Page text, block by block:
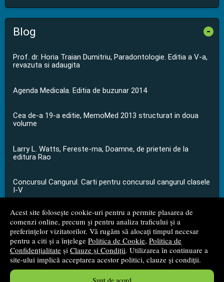
Acest site folosește cookie-uri pentru a permite plasarea de
comenzi online, precum și pentru analiza traficului și a
preferințelor vizitatorilor. Vă rugăm să alocați timpul necesar
pentru a citi și a înțelege Politica de Cookie, Politica de
Confidențialitate și Clauze și Condiții. Utilizarea în continuare a
site-ului implică acceptarea acestor politici, clauze și condiții.
Blog -
Prof. dr. Horia Traian Dumitriu, Paradontologie. Editia a V-a,
revazuta si adaugita
Agenda Medicala. Editia de buzunar 2014
Cea de-a 19-a editie, MemoMed 2013 structurat in doua
volume
Larry L. Watts, Fereste-ma, Doamne, de prieteni de la
editura Rao
Concursul Cangurul. Carti pentru concursul cangurul clasele
I-V
...toate știrile
© 2008 - 2026S.C. M.G. Net Distribution S.R.L.
Magazin onlinecreat deVital Soft